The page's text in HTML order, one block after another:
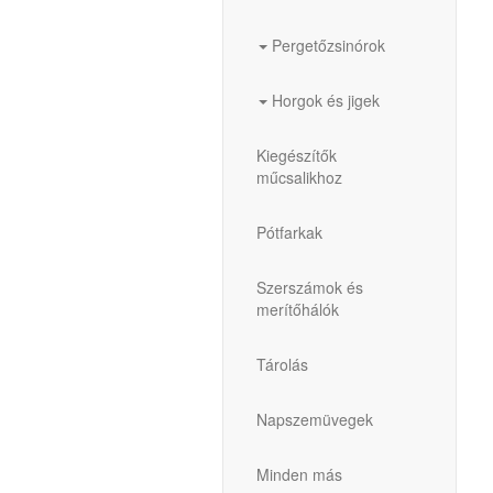
Pergetőzsinórok
Horgok és jigek
Kiegészítők
műcsalikhoz
Pótfarkak
Szerszámok és
merítőhálók
Tárolás
Napszemüvegek
Minden más